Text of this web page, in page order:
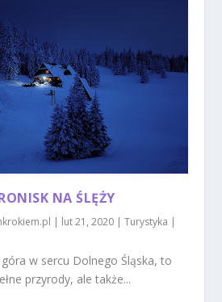
NA ŚLĘŻY
| lut 21, 2020 |Turystyka |
w sercu Dolnego Śląska, to
przyrody, ale także...